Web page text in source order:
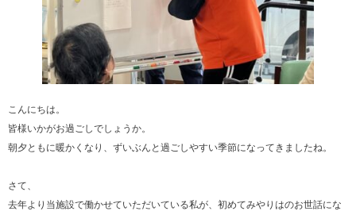
こんにちは。
皆様いかがお過ごしでしょうか。
朝夕ともに暖かくなり、ずいぶんと過ごしやすい季節になってきましたね。
さて、
去年より当施設で働かせていただいている私が、初めてみやりはのお世話にな